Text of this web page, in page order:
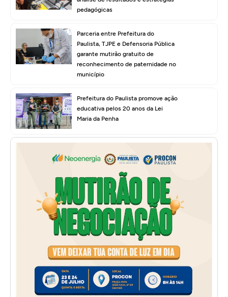
pedagógicas
Parceria entre Prefeitura do
Paulista, TJPE e Defensoria Pública
garante mutirão gratuito de
reconhecimento de paternidade no
município
Prefeitura do Paulista promove ação
educativa pelos 20 anos da Lei
Maria da Penha